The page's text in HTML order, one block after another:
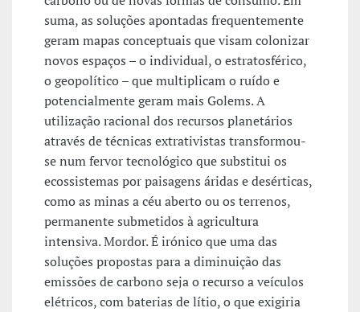
suma, as soluções apontadas frequentemente
geram mapas conceptuais que visam colonizar
novos espaços – o individual, o estratosférico,
o geopolítico – que multiplicam o ruído e
potencialmente geram mais Golems. A
utilização racional dos recursos planetários
através de técnicas extrativistas transformou-
se num fervor tecnológico que substitui os
ecossistemas por paisagens áridas e desérticas,
como as minas a céu aberto ou os terrenos,
permanente submetidos à agricultura
intensiva. Mordor. É irónico que uma das
soluções propostas para a diminuição das
emissões de carbono seja o recurso a veículos
elétricos, com baterias de lítio, o que exigiria